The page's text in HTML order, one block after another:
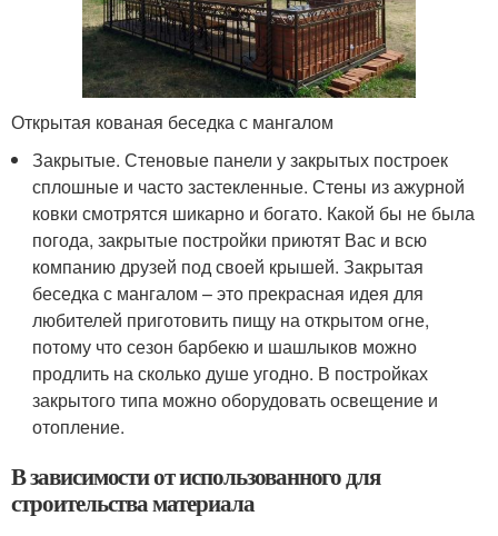
Открытая кованая беседка с мангалом
Закрытые. Стеновые панели у закрытых построек
сплошные и часто застекленные. Стены из ажурной
ковки смотрятся шикарно и богато. Какой бы не была
погода, закрытые постройки приютят Вас и всю
компанию друзей под своей крышей. Закрытая
беседка с мангалом – это прекрасная идея для
любителей приготовить пищу на открытом огне,
потому что сезон барбекю и шашлыков можно
продлить на сколько душе угодно. В постройках
закрытого типа можно оборудовать освещение и
отопление.
В зависимости от использованного для
строительства материала